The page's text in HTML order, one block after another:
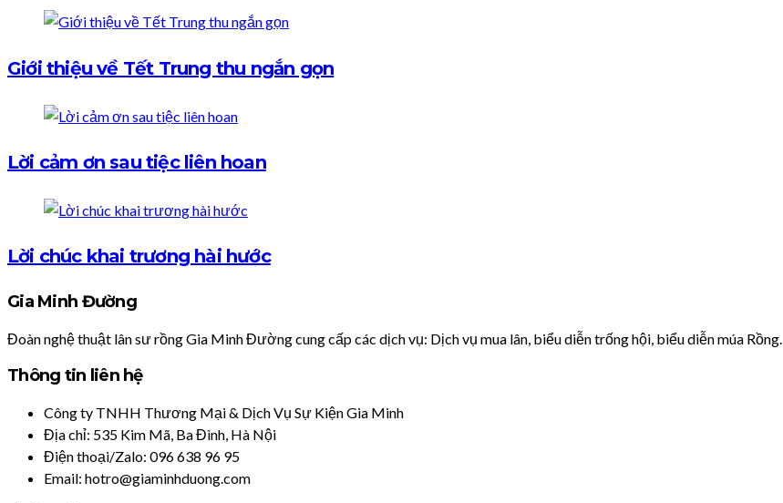
Giới thiệu về Tết Trung thu ngắn gọn
Lời cảm ơn sau tiệc liên hoan
Lời chúc khai trương hài hước
Gia Minh Đường
Đoàn nghệ thuật lân sư rồng Gia Minh Đường cung cấp các dịch vụ: Dịch vụ mua lân, biểu diễn trống hội, biểu diễn múa Rồng.
Thông tin liên hệ
Công ty TNHH Thương Mại & Dịch Vụ Sự Kiện Gia Minh
Địa chỉ: 535 Kim Mã, Ba Đình, Hà Nội
Điện thoại/Zalo: 096 638 96 95
Email: hotro@giaminhduong.com